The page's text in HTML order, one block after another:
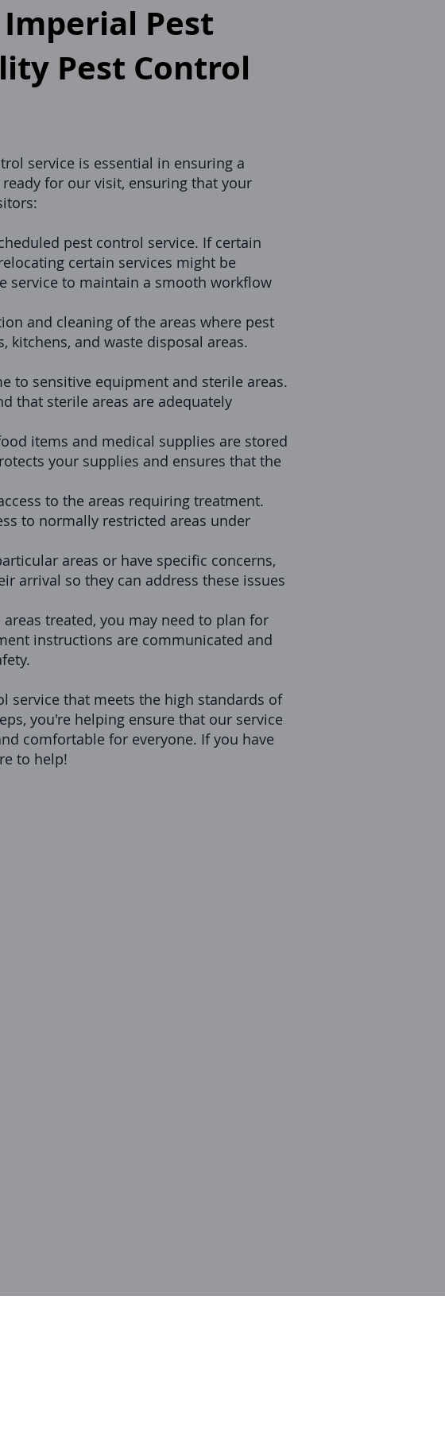
Pest
Pest Control
service is essential in ensuring a
for our visit, ensuring that your
pest control service. If certain
certain services might be
service to maintain a smooth workflow
and cleaning of the areas where pest
and waste disposal areas.
to sensitive equipment and sterile areas.
that sterile areas are adequately
items and medical supplies are stored
your supplies and ensures that the
to the areas requiring treatment.
to normally restricted areas under
areas or have specific concerns,
arrival so they can address these issues
treated, you may need to plan for
instructions are communicated and
service that meets the high standards of
you're helping ensure that our service
comfortable for everyone. If you have
to help!